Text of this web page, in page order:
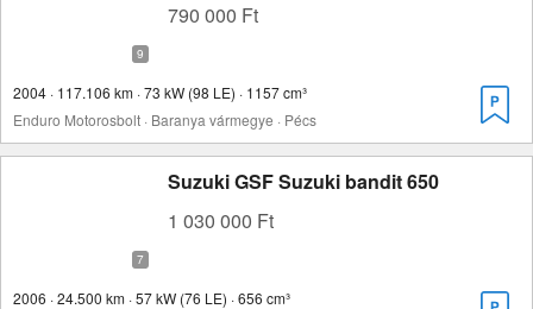
790 000 Ft
2004 · 117.106 km · 73 kW (98 LE) · 1157 cm³
Enduro Motorosbolt · Baranya vármegye · Pécs
Suzuki GSF Suzuki bandit 650
1 030 000 Ft
2006 · 24.500 km · 57 kW (76 LE) · 656 cm³